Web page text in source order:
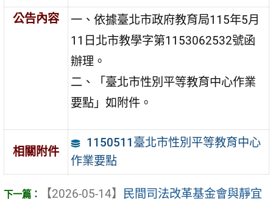
公告內容
一、依據臺北市政府教育局115年5月
11日北市教學字第1153062532號函
辦理。
二、「臺北市性別平等教育中心作業
要點」如附件。
相關附件
1150511臺北市性別平等教育中心
作業要點
【2026-05-14】 民間司法改革基金會與靜宜